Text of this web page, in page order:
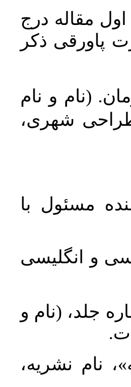
مقاله درج
پاورقی ذکر
(نام و نام
شهری،
مسئول با
و انگلیسی
جلد، (نام و
نام نشریه،